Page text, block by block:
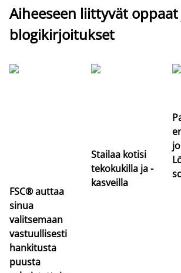
Aiheeseen liittyvät oppaat
blogikirjoitukset
FSC® auttaa
sinua
valitsemaan
vastuullisesti
hankitusta
puusta
Stailaa kotisi
tekokukilla ja -
kasveilla